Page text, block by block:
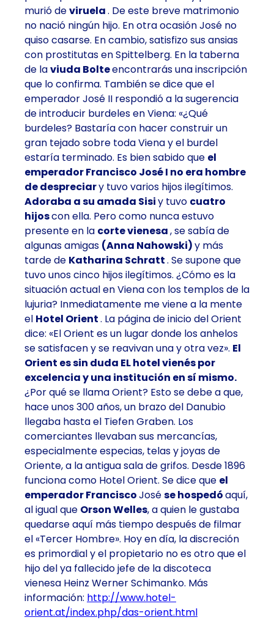
murió deviruela. De este breve matrimonio
no nació ningún hijo. En otra ocasión José no
quiso casarse. En cambio, satisfizo sus ansias
con prostitutas en Spittelberg. En la taberna
de laviuda Bolteencontrarás una inscripción
que lo confirma. También se dice que el
emperador José II respondió a la sugerencia
de introducir burdeles en Viena: «¿Qué
burdeles? Bastaría con hacer construir un
gran tejado sobre toda Viena y el burdel
estaría terminado. Es bien sabido que el
emperador Francisco José I no era hombre
de despreciary tuvo varios hijos ilegítimos.
Adoraba a su amada Sisiy tuvo cuatro
hijoscon ella. Pero como nunca estuvo
presente en la corte vienesa, se sabía de
algunas amigas (Anna Nahowski)y más
tarde de Katharina Schratt. Se supone que
tuvo unos cinco hijos ilegítimos. ¿Cómo es la
situación actual en Viena con los templos de la
lujuria? Inmediatamente me viene a la mente
el Hotel Orient. La página de inicio del Orient
dice: «El Orient es un lugar donde los anhelos
se satisfacen y se reavivan una y otra vez». El
Orient es sin duda EL hotel vienés por
excelencia y una institución en sí mismo.
¿Por qué se llama Orient? Esto se debe a que,
hace unos 300 años, un brazo del Danubio
llegaba hasta el Tiefen Graben. Los
comerciantes llevaban sus mercancías,
especialmente especias, telas y joyas de
Oriente, a la antigua sala de grifos. Desde 1896
funciona como Hotel Orient. Se dice que el
emperador FranciscoJosése hospedóaquí,
al igual que Orson Welles, a quien le gustaba
quedarse aquí más tiempo después de filmar
el «Tercer Hombre». Hoy en día, la discreción
es primordial y el propietario no es otro que el
hijo del ya fallecido jefe de la discoteca
vienesa Heinz Werner Schimanko. Más
información: http://www.hotel-
orient.at/index.php/das-orient.html